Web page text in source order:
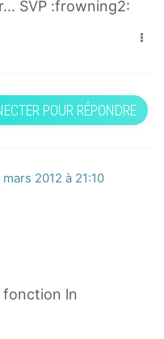
SVP :frowning2:
POUR RÉPONDRE
mars 2012 à 21:10
fonction ln